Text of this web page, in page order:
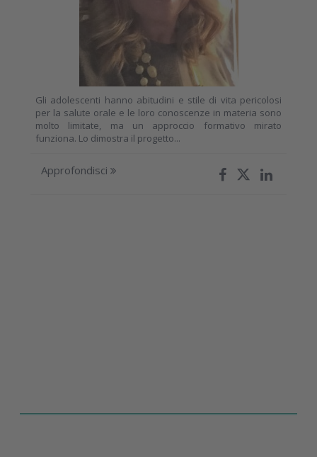
Gli adolescenti hanno abitudini e stile di vita pericolosi
per la salute orale e le loro conoscenze in materia sono
molto limitate, ma un approccio formativo mirato
funziona. Lo dimostra il progetto...
Approfondisci